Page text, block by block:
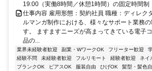
19:00（実働8時間／休憩1時間）の固定時間制
仕事内容 雇用形態：契約社員 職種：ディレク
ルマンガ制作における、様々なサポート業務
す。 ますますニーズが高まってきている電子
品の...
業界未経験者歓迎 副業・WワークOK フリーター歓迎
経験不問
未経験者歓迎 フルリモート 経験者歓迎 ネイ
ブランクOK
ピアスOK 服装自由 ひげOK 髪型・髪色